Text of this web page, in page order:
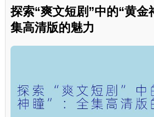
探索“爽文短剧”中的“黄金
集高清版的魅力